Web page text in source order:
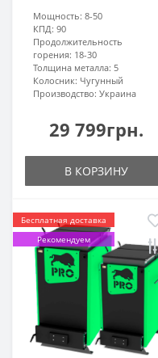
Мощность: 8-50
КПД: 90
Продолжительность
горения: 18-30
Толщина металла: 5
Колосник: Чугунный
Производство: Украина
29 799грн.
В КОРЗИНУ
Бесплатная доставка
Рекомендуем